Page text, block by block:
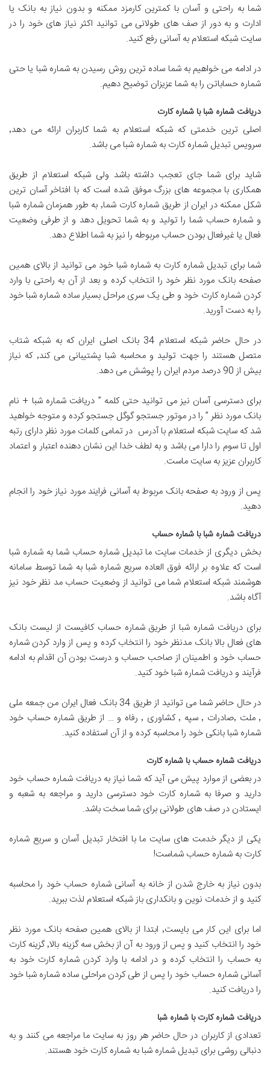
شما به راحتی و آسان با کمترین کارمزد ممکنه و بدون نیاز به بانک یا
ادارت و به دور از صف های طولانی می توانید اکثر نیاز های خود را در
سایت شبکه استعلام به آسانی رفع کنید.
در ادامه می خواهیم به شما ساده ترین روش رسیدن به شماره شبا یا حتی
شماره حساباتن را به شما عزیزان توضیح دهیم.
دریافت شماره شبا با شماره کارت
اصلی ترین خدمتی که شبکه استعلام به شما کاربران ارائه می دهد٬
سرویس تبدیل شماره کارت به شماره شبا می باشد.
شاید برای شما جای تعجب داشته باشد ولی شبکه استعلام از طریق
همکاری با مجموعه های بزرگ موفق شده است که با افتاخر آسان ترین
شکل ممکنه در ایران از طریق شماره کارت شما٬ به طور همزمان شماره شبا
و شماره حساب شما را تولید و به شما تحویل دهد و از طرفی وضعیت
فعال یا غیرفعال بودن حساب مربوطه را نیز به شما اطلاع دهد.
شما برای تبدیل شماره کارت به شماره شبا خود می توانید از بالای همین
صفحه بانک مورد نظر خود را انتخاب کرده و بعد از آن به راحتی با وارد
کردن شماره کارت خود و طی یک سری مراحل بسیار ساده شماره شبا خود
را به دست آورید.
در حال حاضر شبکه استعلام 34 بانک اصلی ایران که به شبکه شتاب
متصل هستند را جهت تولید و محاسبه شبا پشتیبانی می کند٬ که نیاز
بیش از 90 درصد مردم ایران را پوشش می دهد.
برای دسترسی آسان نیز می توانید حتی کلمه ” دریافت شماره شبا + نام
بانک مورد نظر ” را در موتور جستجو گوگل جستجو کرده و متوجه خواهید
شد که سایت شبکه استعلام با آدرس در تمامی کلمات مورد نظر دارای رتبه
اول تا سوم را دارا می باشد و به لطف خدا این نشان دهنده اعتبار و اعتماد
کاربران عزیز به سایت ماست.
پس از ورود به صفحه بانک مربوط به آسانی فرایند مورد نیاز خود را انجام
دهید.
دریافت شماره شبا با شماره حساب
بخش دیگری از خدمات سایت ما تبدیل شماره حساب شما به شماره شبا
است که علاوه بر ارائه فوق العاده سریع شماره شبا به شما توسط سامانه
هوشمند شبکه استعلام شما می توانید از وضعیت حساب مد نظر خود نیز
آگاه باشد.
برای دریافت شماره شبا از طریق شماره حساب کافیست از لیست بانک
های فعال بالا بانک مدنظر خود را انتخاب کرده و پس از وارد کردن شماره
حساب خود و اطمینان از صاحب حساب و درست بودن آن اقدام به ادامه
فرآیند و دریافت شماره شبا خود کنید.
در حال حاضر شما می توانید از طریق 34 بانک فعال ایران من جمعه ملی
٬ ملت ٬‌صادرات ٬ سپه ٬ کشاوری ٬ رفاه و … از طریق شماره حساب خود
شماره شبا بانکی خود را محاسبه کرده و از آن استفاده کنید.
دریافت شماره حساب با شماره کارت
در بعضی از موارد پیش می آید که شما نیاز به دریافت شماره حساب خود
دارید و صرفا به شماره کارت خود دسترسی دارید و مراجعه به شعبه و
ایستادن در صف های طولانی برای شما سخت باشد.
یکی از دیگر خدمت های سایت ما با افتخار تبدیل آسان و سریع شماره
کارت به شماره حساب شماست!
بدون نیاز به خارج شدن از خانه به آسانی شماره حساب خود را محاسبه
کنید و از خدمات نوین و بانکداری باز شبکه استعلام لذت ببرید.
اما برای این کار می بایست٬ ابتدا از بالای همین صفحه بانک مورد نظر
خود را انتخاب کنید و پس از ورود به آن از بخش سه گزینه بالا٬ گزینه کارت
به حساب را انتخاب کرده و در ادامه با وارد کردن شماره کارت خود به
آسانی شماره حساب خود را پس از طی کردن مراحلی ساده شماره شبا خود
را دریافت کنید.
دریافت شماره کارت با شماره شبا
تعدادی از کاربران در حال حاضر هر روز به سایت ما مراجعه می کنند و به
دنبالی روشی برای تبدیل شماره شبا به شماره کارت خود هستند.